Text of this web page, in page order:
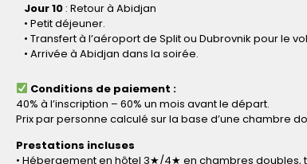
Jour 10 : Retour à Abidjan
• Petit déjeuner.
• Transfert à l’aéroport de Split ou Dubrovnik pour le
• Arrivée à Abidjan dans la soirée.
Conditions de paiement :
40% à l’inscription – 60% un mois avant le départ.
Prix par personne calculé sur la base d’une chambre
Prestations incluses
• Hébergement en hôtel 3★/4★ en chambres doubles,